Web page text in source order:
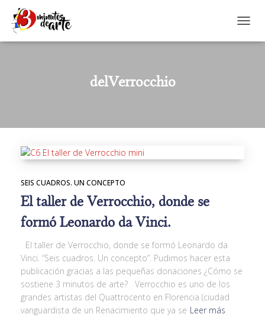
delVerrocchio
SEIS CUADROS. UN CONCEPTO
El taller de Verrocchio, donde se
formó Leonardo da Vinci.
El taller de Verrocchio, donde se formó Leonardo da
Vinci. “Seis cuadros. Un concepto”. Pudimos hacer esta
publicación gracias a las pequeñas donaciones ¿Cómo se
sostiene 3 minutos de arte? Verrocchio es uno de los
grandes artistas del Quattrocento en Florencia (ciudad
vanguardista de un Renacimiento que ya se Leer más